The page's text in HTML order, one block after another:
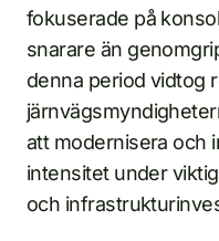
fokuserade på
snarare än
denna period vidtog
att modernisera och
intensitet under
och